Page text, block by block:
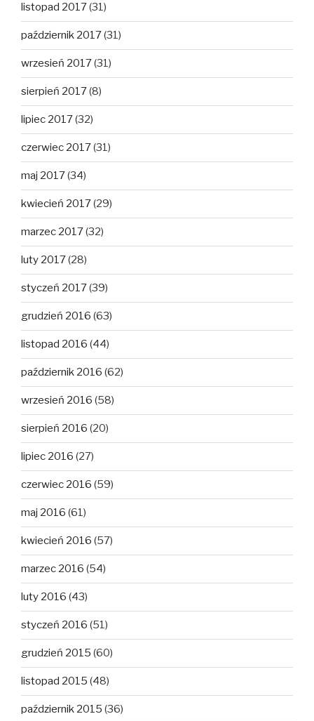
listopad 2017(31)
październik 2017(31)
wrzesień 2017(31)
sierpień 2017(8)
lipiec 2017(32)
czerwiec 2017(31)
maj 2017(34)
kwiecień 2017(29)
marzec 2017(32)
luty 2017(28)
styczeń 2017(39)
grudzień 2016 (63)
listopad 2016 (44)
październik 2016 (62)
wrzesień 2016 (58)
sierpień 2016 (20)
lipiec 2016 (27)
czerwiec 2016 (59)
maj 2016 (61)
kwiecień 2016 (57)
marzec 2016 (54)
luty 2016 (43)
styczeń 2016 (51)
grudzień 2015 (60)
listopad 2015 (48)
październik 2015 (36)